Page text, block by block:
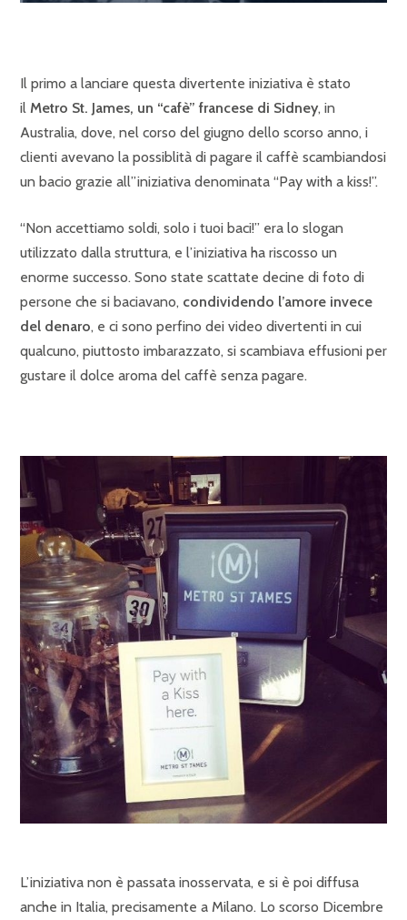
Il primo a lanciare questa divertente iniziativa è stato
il Metro St. James, un “cafè” francese di Sidney, in
Australia, dove, nel corso del giugno dello scorso anno, i
clienti avevano la possiblità di pagare il caffè scambiandosi
un bacio grazie all”iniziativa denominata “Pay with a kiss!”.
“Non accettiamo soldi, solo i tuoi baci!” era lo slogan
utilizzato dalla struttura, e l’iniziativa ha riscosso un
enorme successo. Sono state scattate decine di foto di
persone che si baciavano, condividendo l’amore invece
del denaro, e ci sono perfino dei video divertenti in cui
qualcuno, piuttosto imbarazzato, si scambiava effusioni per
gustare il dolce aroma del caffè senza pagare.
L’iniziativa non è passata inosservata, e si è poi diffusa
anche in Italia, precisamente a Milano. Lo scorso Dicembre